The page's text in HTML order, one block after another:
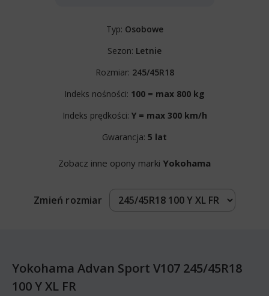
Typ: Osobowe
Sezon: Letnie
Rozmiar: 245/45R18
Indeks nośności: 100 = max 800 kg
Indeks prędkości: Y = max 300 km/h
Gwarancja: 5 lat
Zobacz inne opony marki Yokohama
Zmień rozmiar
Yokohama Advan Sport V107 245/45R18
100 Y XL FR